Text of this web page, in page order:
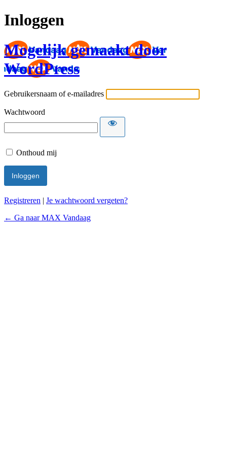
Inloggen
Mogelijk gemaakt door
WordPress
Gebruikersnaam of e-mailadres
Wachtwoord
Onthoud mij
Registreren | Je wachtwoord vergeten?
← Ga naar MAX Vandaag